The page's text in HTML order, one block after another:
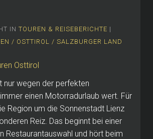
IN TOUREN & REISEBERICHTE |
/ OSTTIROL / SALZBURGER LAND
nur wegen der perfekten
einen Motorradurlaub wert. Für
Region um die Sonnenstadt Lienz
Reiz. Das beginnt bei einer
Restaurantauswahl und hört beim